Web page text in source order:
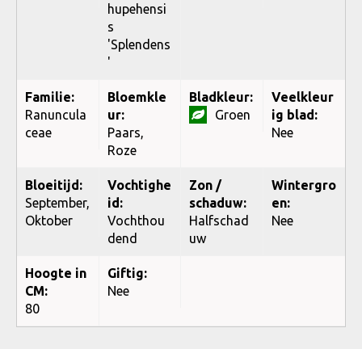
hupehensi
s
'Splendens
'
Familie:
Ranuncula
ceae
Bloemkle
ur:
Paars,
Roze
Bladkleur:
Groen
Veelkleur
ig blad:
Nee
Bloeitijd:
September,
Oktober
Vochtighe
id:
Vochthou
dend
Zon /
schaduw:
Halfschad
uw
Wintergro
en:
Nee
Hoogte in
CM:
80
Giftig:
Nee